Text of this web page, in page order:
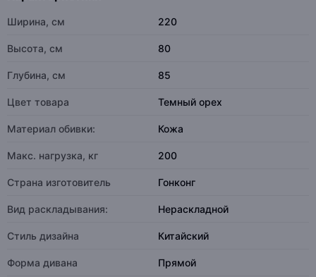
Ширина, см 220
Высота, см 80
Глубина, см 85
Цвет товара Темный орех
Материал обивки: Кожа
Макс. нагрузка, кг 200
Страна изготовитель Гонконг
Вид раскладывания: Нераскладной
Стиль дизайна Китайский
Форма дивана Прямой